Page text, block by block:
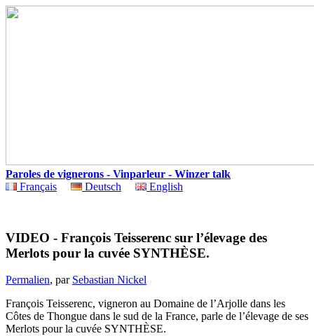
Paroles de vignerons - Vinparleur - Winzer talk
Français
Deutsch English
VIDEO - François Teisserenc sur l’élevage des
Merlots pour la cuvée SYNTHÈSE.
Permalien, par Sebastian Nickel
François Teisserenc, vigneron au Domaine de l’Arjolle dans les
Côtes de Thongue dans le sud de la France, parle de l’élevage de ses
Merlots pour la cuvée SYNTHÈSE.